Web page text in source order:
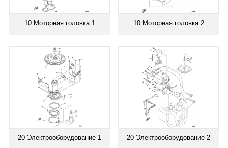
10 Моторная головка 1 10 Моторная головка 2
20 Электрооборудование 1 20 Электрооборудование 2